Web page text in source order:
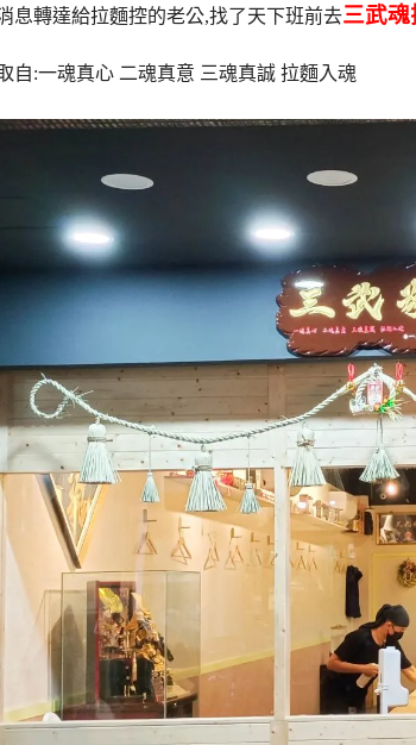
息轉達給拉麵控的老公,找了天下班前去三武魂
自:一魂真心 二魂真意 三魂真誠 拉麵入魂